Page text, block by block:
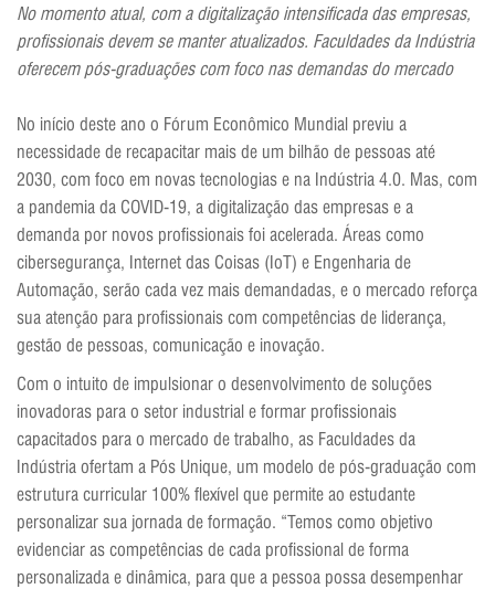
No momento atual, com a digitalização intensificada das empresas,
profissionais devem se manter atualizados. Faculdades da Indústria
oferecem pós-graduações com foco nas demandas do mercado
No início deste ano o Fórum Econômico Mundial previu a
necessidade de recapacitar mais de um bilhão de pessoas até
2030, com foco em novas tecnologias e na Indústria 4.0. Mas, com
a pandemia da COVID-19, a digitalização das empresas e a
demanda por novos profissionais foi acelerada. Áreas como
cibersegurança, Internet das Coisas (IoT) e Engenharia de
Automação, serão cada vez mais demandadas, e o mercado reforça
sua atenção para profissionais com competências de liderança,
gestão de pessoas, comunicação e inovação.
Com o intuito de impulsionar o desenvolvimento de soluções
inovadoras para o setor industrial e formar profissionais
capacitados para o mercado de trabalho, as Faculdades da
Indústria ofertam a Pós Unique, um modelo de pós-graduação com
estrutura curricular 100% flexível que permite ao estudante
personalizar sua jornada de formação. “Temos como objetivo
evidenciar as competências de cada profissional de forma
personalizada e dinâmica, para que a pessoa possa desempenhar